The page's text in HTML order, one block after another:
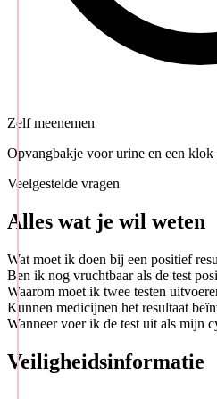
Zelf meenemen
Opvangbakje voor urine en een
Veelgestelde vragen
Alles wat je wil weten
Wat moet ik doen bij een positief
Ben ik nog vruchtbaar als de test
Waarom moet ik twee testen
Kunnen medicijnen het resultaat
Wanneer voer ik de test uit als mijn
Veiligheidsinformatie